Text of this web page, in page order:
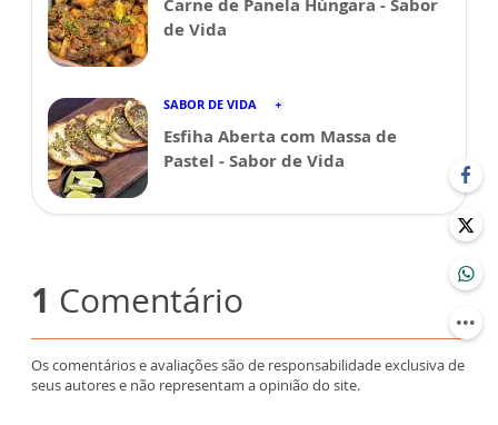
Carne de Panela Húngara - Sabor
de Vida
SABOR DE VIDA
Esfiha Aberta com Massa de
Pastel - Sabor de Vida
1 Comentário
Os comentários e avaliações são de responsabilidade exclusiva de
seus autores e não representam a opinião do site.